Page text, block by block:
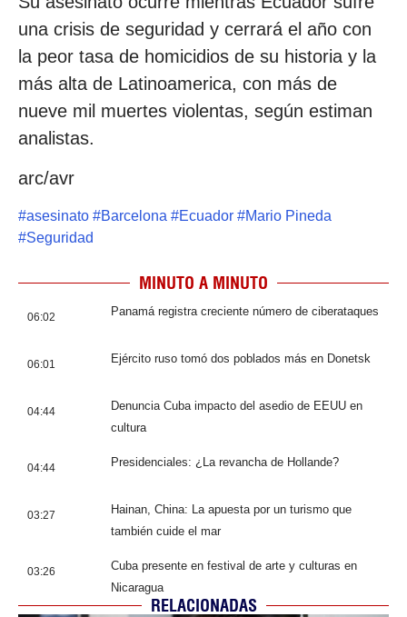
una crisis de seguridad y cerrará el año con
la peor tasa de homicidios de su historia y la
más alta de Latinoamerica, con más de
nueve mil muertes violentas, según estiman
analistas.
arc/avr
#asesinato #Barcelona #Ecuador #Mario Pineda
#Seguridad
MINUTO A MINUTO
06:02 Panamá registra creciente número de ciberataques
06:01 Ejército ruso tomó dos poblados más en Donetsk
04:44
Denuncia Cuba impacto del asedio de EEUU en
cultura
04:44 Presidenciales: ¿La revancha de Hollande?
03:27
Hainan, China: La apuesta por un turismo que
también cuide el mar
03:26
Cuba presente en festival de arte y culturas en
Nicaragua
RELACIONADAS